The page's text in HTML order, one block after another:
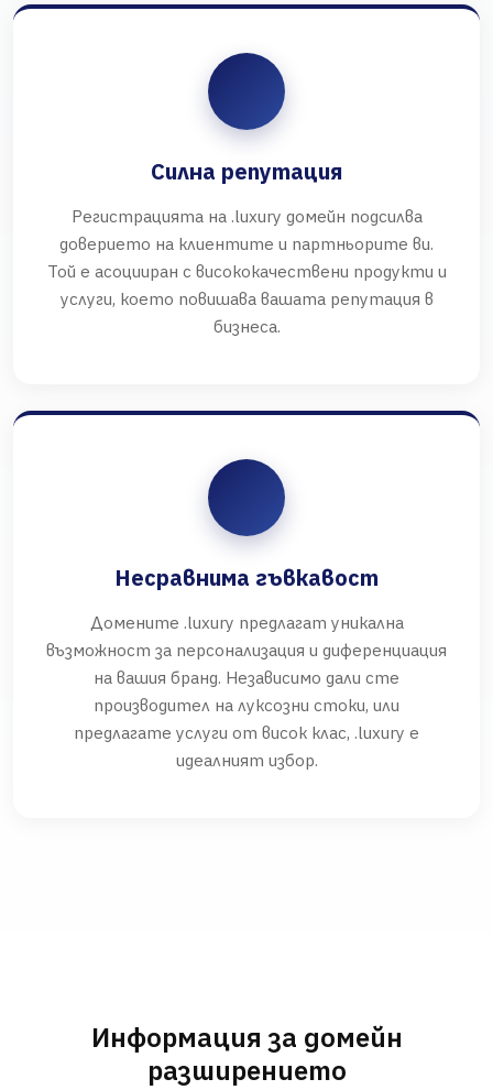
Силна репутация
Регистрацията на .luxury домейн подсилва
доверието на клиентите и партньорите ви.
Той е асоцииран с висококачествени продукти и
услуги, което повишава вашата репутация в
бизнеса.
Несравнима гъвкавост
Домените .luxury предлагат уникална
възможност за персонализация и диференциация
на вашия бранд. Независимо дали сте
производител на луксозни стоки, или
предлагате услуги от висок клас, .luxury е
идеалният избор.
Информация за домейн
разширението